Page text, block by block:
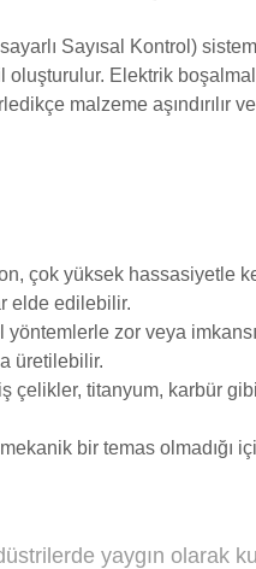
Sayısal Kontrol)
oluşturulur. Elektrik
malzeme aşındırılır
çok yüksek hassasiyetle
elde edilebilir.
yöntemlerle zor veya
üretilebilir.
çelikler, titanyum, karbür
bir temas olmadığı
yaygın olarak